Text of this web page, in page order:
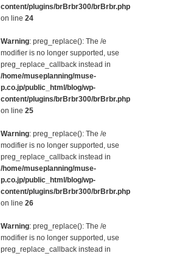
content/plugins/brBrbr300/brBrbr.php
on line 24
Warning: preg_replace(): The /e
modifier is no longer supported, use
preg_replace_callback instead in
/home/museplanning/muse-
p.co.jp/public_html/blog/wp-
content/plugins/brBrbr300/brBrbr.php
on line 25
Warning: preg_replace(): The /e
modifier is no longer supported, use
preg_replace_callback instead in
/home/museplanning/muse-
p.co.jp/public_html/blog/wp-
content/plugins/brBrbr300/brBrbr.php
on line 26
Warning: preg_replace(): The /e
modifier is no longer supported, use
preg_replace_callback instead in